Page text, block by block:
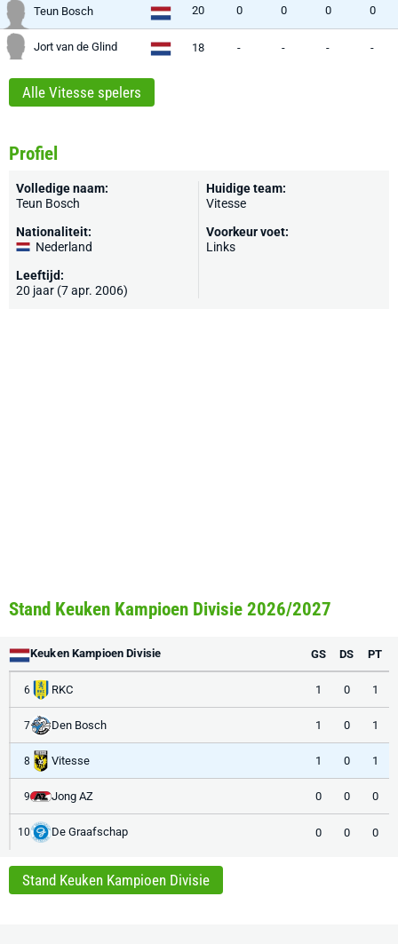
Teun Bosch 20 0 0 0 0
Jort van de Glind 18 - - - -
Alle Vitesse spelers
Profiel
Volledige naam:
Teun Bosch
Nationaliteit:
Nederland
Leeftijd:
20 jaar (7 apr. 2006)
Huidige team:
Vitesse
Voorkeur voet:
Links
Stand Keuken Kampioen Divisie 2026/2027
Keuken Kampioen Divisie GS DS PT
6 RKC 1 0 1
7 Den Bosch 1 0 1
8 Vitesse 1 0 1
9 Jong AZ 0 0 0
10 De Graafschap 0 0 0
Stand Keuken Kampioen Divisie